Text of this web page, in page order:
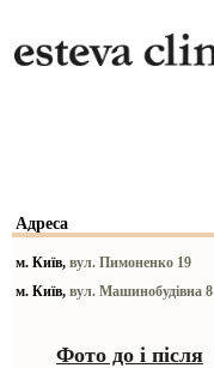
Адреса
м. Київ, вул. Пимоненко 19
м. Київ, вул. Машинобудівна 8
Фото до і після